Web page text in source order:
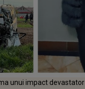
unui impact devastator